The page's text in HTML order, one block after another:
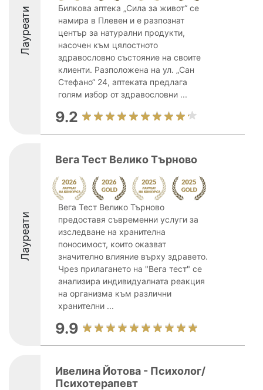
Лауреати
Билкова аптека „Сила за живот“ се
намира в Плевен и е разпознат
център за натурални продукти,
насочен към цялостното
здравословно състояние на своите
клиенти. Разположена на ул. „Сан
Стефано“ 24, аптеката предлага
голям избор от здравословни ...
9.2
Лауреати
Вега Тест Велико Търново
Вега Тест Велико Търново
предоставя съвременни услуги за
изследване на хранителна
поносимост, които оказват
значително влияние върху здравето.
Чрез прилагането на "Вега тест" се
анализира индивидуалната реакция
на организма към различни
хранителни ...
9.9
Ивелина Йотова - Психолог/
Психотерапевт